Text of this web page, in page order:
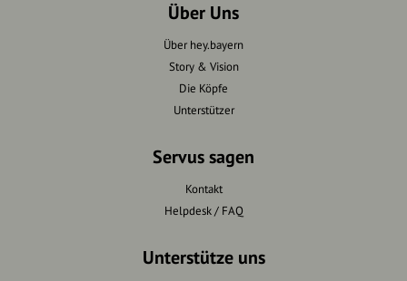
Über Uns
Über hey.bayern
Story & Vision
Die Köpfe
Unterstützer
Servus sagen
Kontakt
Helpdesk / FAQ
Unterstütze uns